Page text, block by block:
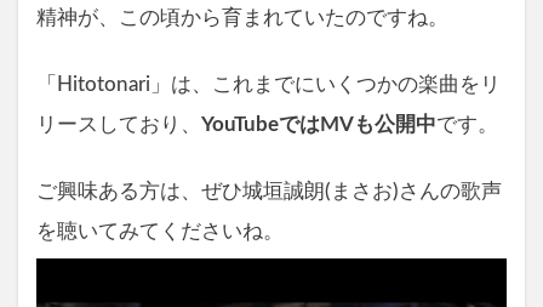
精神が、この頃から育まれていたのですね。
「Hitotonari」は、これまでにいくつかの楽曲をリ
リースしており、 YouTubeではMVも公開中です。
ご興味ある方は、ぜひ城垣誠朗(まさお)さんの歌声
を聴いてみてくださいね。